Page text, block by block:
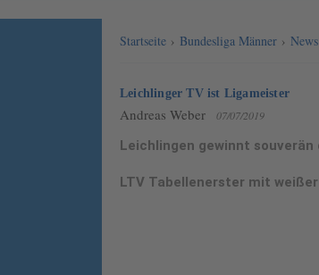
Startseite › Bundesliga Männer ›
Leichlinger TV ist Ligameister
Andreas Weber 07/07/2019
Leichlingen gewinnt
LTV Tabellenerster mit